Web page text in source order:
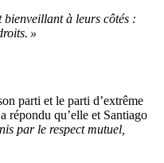
bienveillant à leurs côtés :
»
parti et le parti d’extrême
répondu qu’elle et Santiago
par le respect mutuel,